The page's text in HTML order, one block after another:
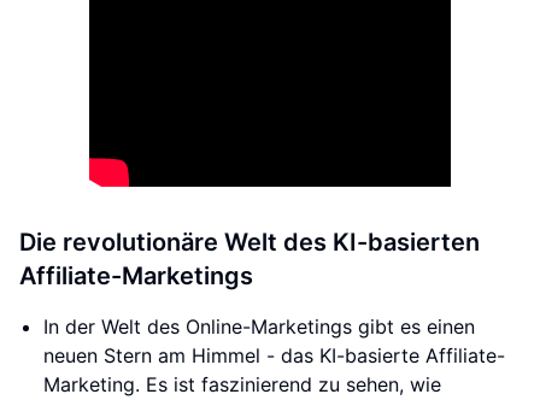
Die revolutionäre Welt des KI-basierten
Affiliate-Marketings
In der Welt des Online-Marketings gibt es einen
neuen Stern am Himmel - das KI-basierte Affiliate-
Marketing. Es ist faszinierend zu sehen, wie